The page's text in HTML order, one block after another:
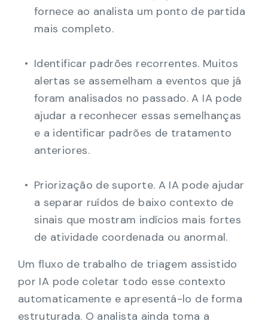
fornece ao analista um ponto de partida
mais completo.
Identificar padrões recorrentes. Muitos
alertas se assemelham a eventos que já
foram analisados no passado. A IA pode
ajudar a reconhecer essas semelhanças
e a identificar padrões de tratamento
anteriores.
Priorização de suporte. A IA pode ajudar
a separar ruídos de baixo contexto de
sinais que mostram indícios mais fortes
de atividade coordenada ou anormal.
Um fluxo de trabalho de triagem assistido
por IA pode coletar todo esse contexto
automaticamente e apresentá-lo de forma
estruturada. O analista ainda toma a